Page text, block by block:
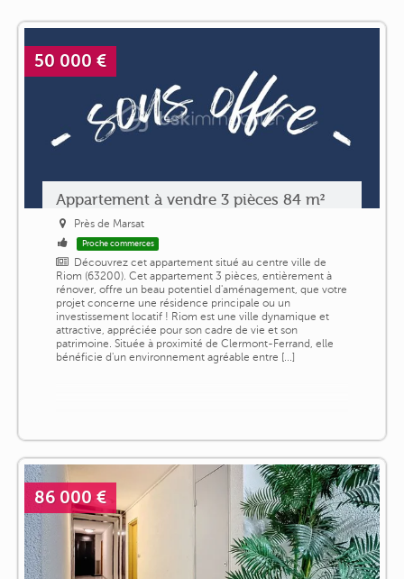
50 000 €
Appartement à vendre 3 pièces 84 m²
Près de Marsat
Proche commerces
Découvrez cet appartement situé au centre ville de
Riom (63200). Cet appartement 3 pièces, entièrement à
rénover, offre un beau potentiel d'aménagement, que votre
projet concerne une résidence principale ou un
investissement locatif ! Riom est une ville dynamique et
attractive, appréciée pour son cadre de vie et son
patrimoine. Située à proximité de Clermont-Ferrand, elle
bénéficie d'un environnement agréable entre [...]
86 000 €